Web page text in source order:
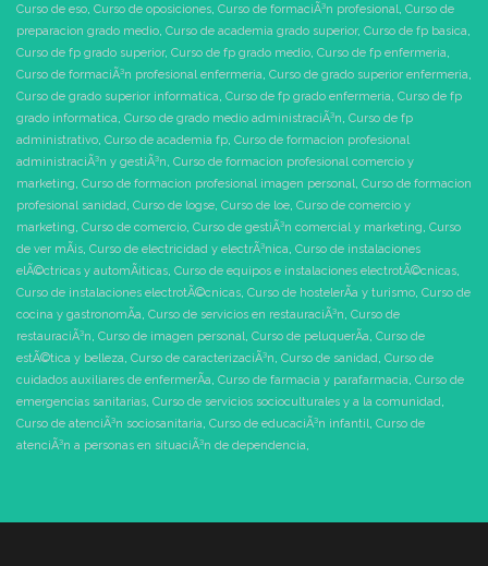
Curso de eso, Curso de oposiciones, Curso de formaciÃ³n profesional, Curso de
preparacion grado medio, Curso de academia grado superior, Curso de fp basica,
Curso de fp grado superior, Curso de fp grado medio, Curso de fp enfermeria,
Curso de formaciÃ³n profesional enfermeria, Curso de grado superior enfermeria,
Curso de grado superior informatica, Curso de fp grado enfermeria, Curso de fp
grado informatica, Curso de grado medio administraciÃ³n, Curso de fp
administrativo, Curso de academia fp, Curso de formacion profesional
administraciÃ³n y gestiÃ³n, Curso de formacion profesional comercio y
marketing, Curso de formacion profesional imagen personal, Curso de formacion
profesional sanidad, Curso de logse, Curso de loe, Curso de comercio y
marketing, Curso de comercio, Curso de gestiÃ³n comercial y marketing, Curso
de ver mÃ¡s, Curso de electricidad y electrÃ³nica, Curso de instalaciones
elÃ©ctricas y automÃ¡ticas, Curso de equipos e instalaciones electrotÃ©cnicas,
Curso de instalaciones electrotÃ©cnicas, Curso de hostelerÃ­a y turismo, Curso de
cocina y gastronomÃ­a, Curso de servicios en restauraciÃ³n, Curso de
restauraciÃ³n, Curso de imagen personal, Curso de peluquerÃ­a, Curso de
estÃ©tica y belleza, Curso de caracterizaciÃ³n, Curso de sanidad, Curso de
cuidados auxiliares de enfermerÃ­a, Curso de farmacia y parafarmacia, Curso de
emergencias sanitarias, Curso de servicios socioculturales y a la comunidad,
Curso de atenciÃ³n sociosanitaria, Curso de educaciÃ³n infantil, Curso de
atenciÃ³n a personas en situaciÃ³n de dependencia,